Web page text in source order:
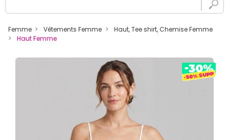
Femme Vêtements Femme
Haut, Tee shirt, Chemise Femme
Haut Femme